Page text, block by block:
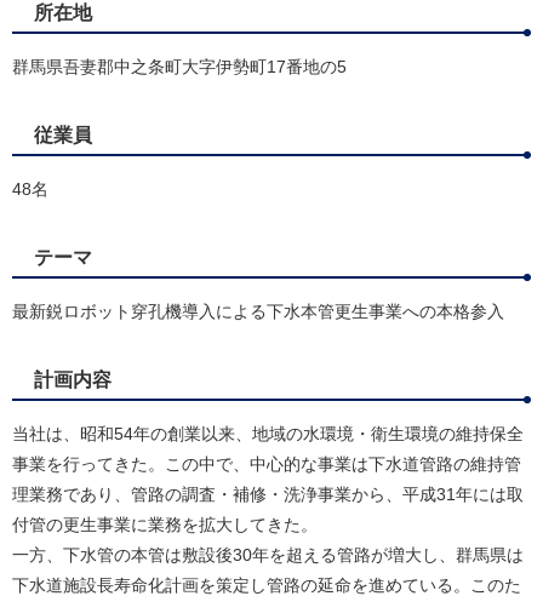
所在地
群馬県吾妻郡中之条町大字伊勢町17番地の5​
従業員
48名
テーマ
最新鋭ロボット穿孔機導入による下水本管更生事業への本格参入
計画内容
​当社は、昭和54年の創業以来、地域の水環境・衛生環境の維持保全
事業を行ってきた。この中で、中心的な事業は下水道管路の維持管
理業務であり、管路の調査・補修・洗浄事業から、平成31年には取
付管の更生事業に業務を拡大してきた。
一方、下水管の本管は敷設後30年を超える管路が増大し、群馬県は
下水道施設長寿命化計画を策定し管路の延命を進めている。このた